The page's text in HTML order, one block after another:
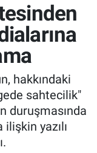
hakkındaki
sahtecilik"
duruşmasında
yazılı